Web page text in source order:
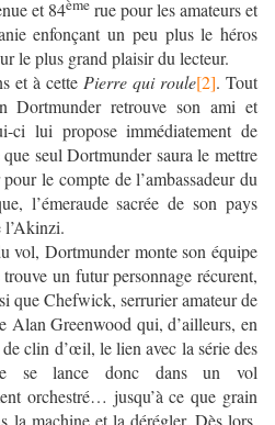
et 84
rue pour les amateurs et
enfonçant un peu plus le héros
le plus grand plaisir du lecteur.
et à cette Pierre qui roule[2]. Tout
Dortmunder retrouve son ami et
lui propose immédiatement de
seul Dortmunder saura le mettre
le compte de l’ambassadeur du
l’émeraude sacrée de son pays
l’Akinzi.
vol, Dortmunder monte son équipe
un futur personnage récurent,
que Chefwick, serrurier amateur de
Alan Greenwood qui, d’ailleurs, en
clin d’œil, le lien avec la série des
se lance donc dans un vol
orchestré… jusqu’à ce que grain
la machine et la dérégler. Dès lors,